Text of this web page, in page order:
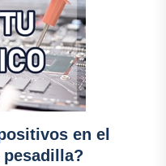
en el
pesadilla?